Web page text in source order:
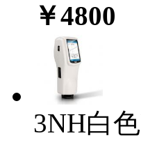
￥4800
3NH白